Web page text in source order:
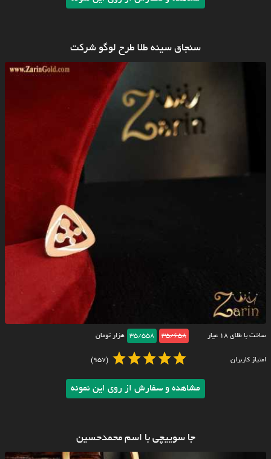
سنجاق سینه طلا طرح لوگو شرکت
ساخت با طلای ۱۸ عیار 35/658
35/558 هزار تومان
امتیاز کاربران (957)
مشاهده و سفارش از روی این نمونه
جا سوییچی با اسم محمدحسین